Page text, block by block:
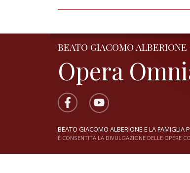
BEATO GIACOMO ALBERIONE
Opera
BEATO GIACOMO ALBERIONE E LA FAMIGLIA
È CONSENTITA LA DIVULGAZIONE DELLE OPERE